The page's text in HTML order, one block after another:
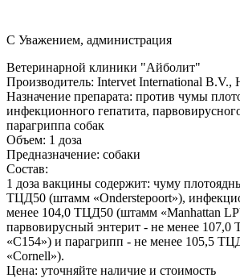
С Уважением, администрация
Ветеринарной клиники "Айболит"
Производитель: Intervet International B.V.,
Назначение препарата: против чумы
инфекционного гепатита,
парагриппа собак
Объем: 1 доза
Предназначение: собаки
Состав:
1 доза вакцины содержит: чуму
ТЦД50 (штамм «Onderstepoort»),
менее 104,0 ТЦД50 (штамм «Manhattan
парвовирусный энтерит - не менее
«С154») и парагрипп - не менее 105,5
«Cornell»).
Цена: уточняйте наличие и стоимость